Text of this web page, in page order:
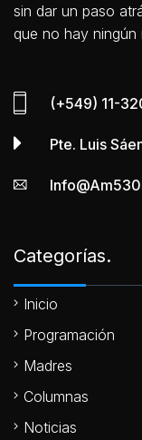
sin dar un paso
que no hay ningún
(+549) 11-
Pte. Luis
Categorías.
Inicio
Programación
Madres
Columnas
Noticias